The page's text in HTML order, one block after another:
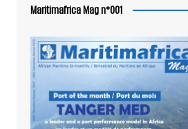
Maritimafrica Mag n°001